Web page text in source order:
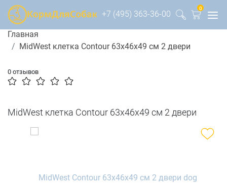
+7 (495) 363-36-00
0
Главная
MidWest клетка Contour 63х46х49 см 2 двери
0 отзывов
MidWest клетка Contour 63х46х49 см 2 двери